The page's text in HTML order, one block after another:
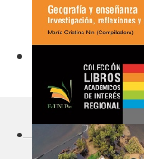
mirada desde la
Semiárida
Geografía y
Investigación,